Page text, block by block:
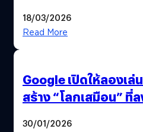
18/03/2026
Read More
Google เปิดให้ลองเล่
สร้าง “โลกเสมือน” ที่
30/01/2026